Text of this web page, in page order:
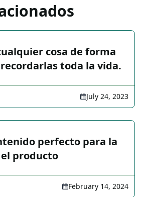
cosa de forma
toda la vida.
July 24, 2023
perfecto para la
producto
February 14, 2024